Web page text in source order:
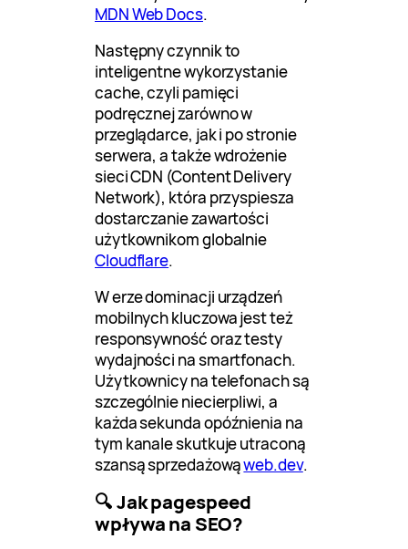
MDN Web Docs.
Następny czynnik to
inteligentne wykorzystanie
cache, czyli pamięci
podręcznej zarówno w
przeglądarce, jak i po stronie
serwera, a także wdrożenie
sieci CDN (Content Delivery
Network), która przyspiesza
dostarczanie zawartości
użytkownikom globalnie
Cloudflare.
W erze dominacji urządzeń
mobilnych kluczowa jest też
responsywność oraz testy
wydajności na smartfonach.
Użytkownicy na telefonach są
szczególnie niecierpliwi, a
każda sekunda opóźnienia na
tym kanale skutkuje utraconą
szansą sprzedażowąweb.dev.
🔍 Jak pagespeed
wpływa na SEO?